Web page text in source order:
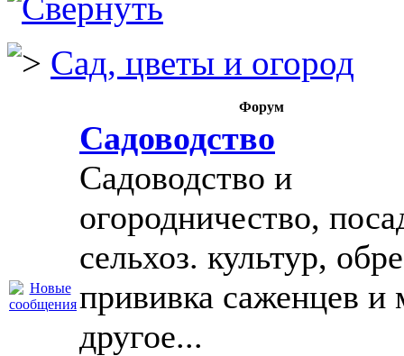
Сад, цветы и огород
Форум
Садоводство
Садоводство и
огородничество,
сельхоз. культур,
прививка саженцев и
другое...